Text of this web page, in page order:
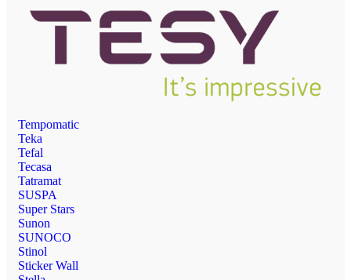
Tempomatic
Teka
Tefal
Tecasa
Tatramat
SUSPA
Super Stars
Sunon
SUNOCO
Stinol
Sticker Wall